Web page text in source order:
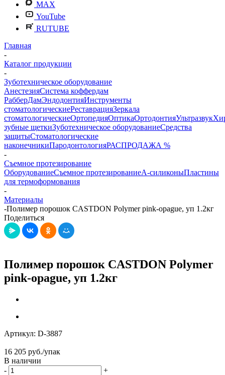
MAX
YouTube
RUTUBE
Главная
-
Каталог продукции
-
Зуботехническое оборудование
АнестезияСистема коффердам
РабберДамЭндодонтияИнструменты
стоматологическиеРеставрацияЗеркала
стоматологическиеОртопедияОптикаОртодонтияУльтразвук
зубные щеткиЗуботехническое оборудованиеСредства
защитыСтоматологические
наконечникиПародонтологияРАСПРОДАЖА %
-
Съемное протезирование
ОборудованиеСъемное протезированиеА-силиконыПластины
для термоформования
-
Материалы
-Полимер порошок CASTDON Polymer pink-opague, уп 1.2кг
Поделиться
Полимер порошок CASTDON Polymer
pink-opague, уп 1.2кг
Артикул: D-3887
16 205 руб./упак
В наличии
-
+